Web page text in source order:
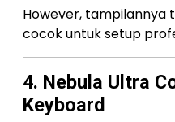
However, tampilannya
cocok untuk setup
4. Nebula Ultra
Keyboard